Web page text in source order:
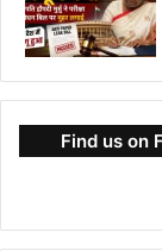
Find us on